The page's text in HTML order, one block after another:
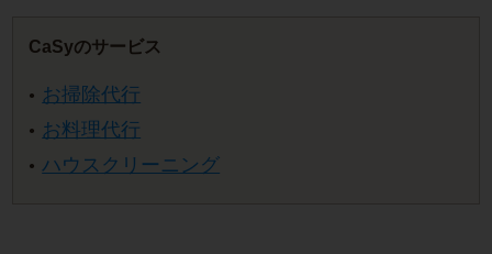
CaSyのサービス
お掃除代行
お料理代行
ハウスクリーニング